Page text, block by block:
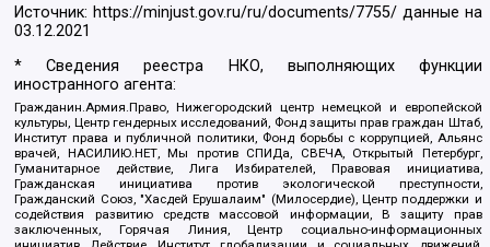
Источник: https://minjust.gov.ru/ru/documents/7755/ данные на
03.12.2021
* Сведения реестра НКО, выполняющих функции
иностранного агента:
Гражданин.Армия.Право, Нижегородский центр немецкой и европейской
культуры, Центр гендерных исследований, Фонд защиты прав граждан Штаб,
Институт права и публичной политики, Фонд борьбы с коррупцией, Альянс
врачей, НАСИЛИЮ.НЕТ, Мы против СПИДа, СВЕЧА, Открытый Петербург,
Гуманитарное действие, Лига Избирателей, Правовая инициатива,
Гражданская инициатива против экологической преступности,
Гражданский Союз, "Хасдей Ерушалаим" (Милосердие), Центр поддержки и
содействия развитию средств массовой информации, В защиту прав
заключенных, Горячая Линия, Центр социально-информационных